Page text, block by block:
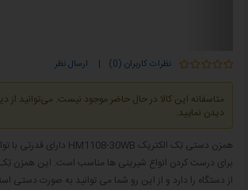
نظرات کاربران (0) | ارسال نظر
متاسفانه این کالا در حال حاضر موجود نیست. می‌توانید از
دیدن نمایید.
برای درست کردن انواع شیرینی ها مناسب است. این همزن
از دستگاه را دارد و از این رو شما می توانید به صورت دستی